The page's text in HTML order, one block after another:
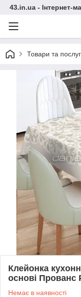
43.in.ua - Інтернет-
Товари та
Клейонка
основі Прованс
Немає в наявності